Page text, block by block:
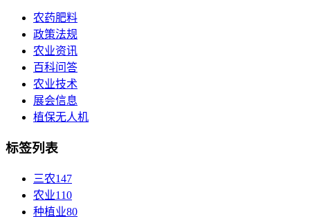
农药肥料
政策法规
农业资讯
百科问答
农业技术
展会信息
植保无人机
标签列表
三农147
农业110
种植业80